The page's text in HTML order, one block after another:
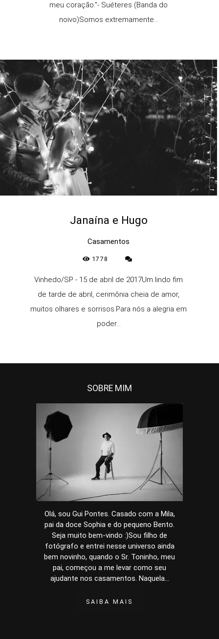
meu coração."- Suéteres (Banda do
noivo)Somos extremamente...
Janaína e Hugo
Casamentos
1778
Vinhedo/SP - 15 de abril de 2017Um lindo fim
de tarde de abril, cerimônia cheia de amor,
muitos olhares e sorrisos.Para nós a alegria em
poder...
SOBRE MIM
Olá, sou Gui Pontes. Casado com a Mila,
pai da doce Sophia e do pequeno Bento.
Seja muito bem-vindo :)Sou filho de
fotógrafo e entrei nesse universo ainda
bem novinho, quando o Sr. Toninho, meu
pai, começou a me levar como seu
ajudante nos casamentos. Naquela...
SAIBA MAIS